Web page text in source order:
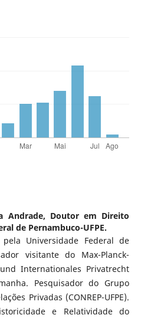
Andrade, Doutor em Direito
de Pernambuco-UFPE.
Universidade Federal de
visitante do Max-Planck-
Internationales Privatrecht
Pesquisador do Grupo
Privadas (CONREP-UFPE).
e Relatividade do